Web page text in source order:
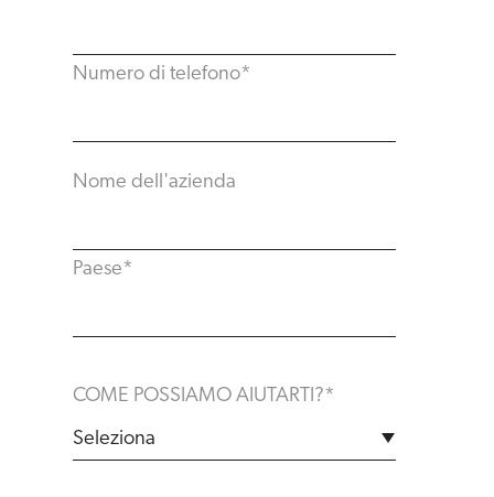
Numero di telefono*
Nome dell'azienda
Paese*
COME POSSIAMO AIUTARTI?*